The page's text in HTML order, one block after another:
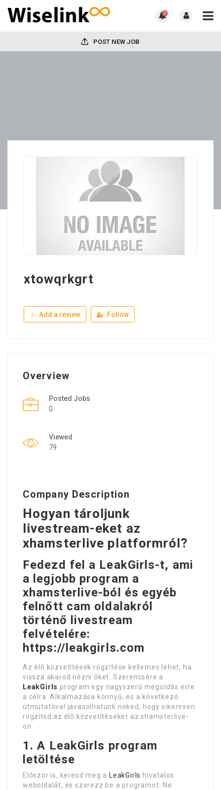
0
POST NEW JOB
xtowqrkgrt
Add a review Follow
Overview
Posted Jobs
0
Viewed
79
Company Description
Hogyan tároljunk
livestream-eket az
xhamsterlive platformról?
Fedezd fel a LeakGirls-t, ami
a legjobb program a
xhamsterlive-ból és egyéb
felnőtt cam oldalakról
történő livestream
felvételére:
https://leakgirls.com
Az élő közvetítések rögzítése kellemes lehet, ha
vissza akarod nézni őket. Szerencsére a
LeakGirls program egy nagyszerű megoldás erre
a célra. Alkalmazása könnyű, és a következő
útmutatóval javasolhatunk neked, hogy sikeresen
rögzítsd az élő közvetítéseket az xhamsterlive-
on.
1. A LeakGirls program
letöltése
Először is, keresd meg a LeakGirls hivatalos
weboldalát, és szerezz be a programot. Ne